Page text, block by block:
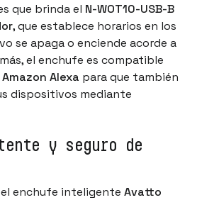
que brinda el N-WOT10-USB-B
, que establece horarios en los
se apaga o enciende acorde a
el enchufe es compatible
Amazon Alexa para que también
dispositivos mediante
y seguro de
enchufe inteligente Avatto